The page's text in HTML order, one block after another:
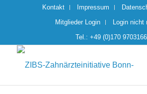
Kontakt Impressum
Mitglieder Login
Login nicht
Tel.: +49 (0)170 9703166